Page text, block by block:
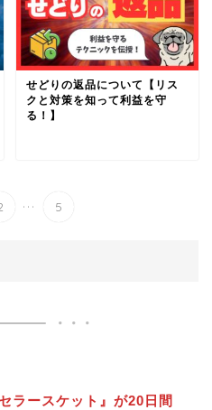
せどりの返品について【リス
クと対策を知って利益を守
る！】
... 5
ラースケット』が20日間